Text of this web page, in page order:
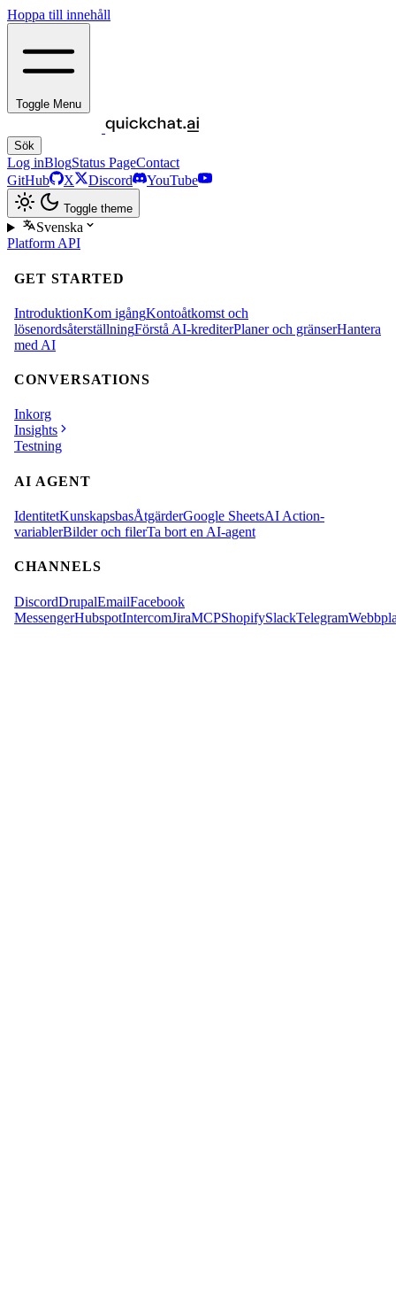
Hoppa till innehåll
Toggle Menu
Sök
Log inBlogStatus PageContact
GitHub
X Discord YouTube
Toggle theme
Svenska
Platform API
GET STARTED
IntroduktionKom igångKontoåtkomst och
lösenordsåterställningFörstå AI-krediterPlaner och gränserHantera
med AI
CONVERSATIONS
Inkorg
Insights
Testning
AI AGENT
IdentitetKunskapsbasÅtgärderGoogle SheetsAI Action-
variablerBilder och filerTa bort en AI-agent
CHANNELS
DiscordDrupalEmailFacebook
MessengerHubspotIntercomJiraMCPShopifySlackTelegram